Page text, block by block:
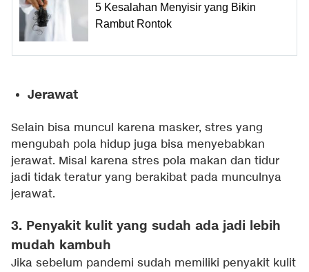
5 Kesalahan Menyisir yang Bikin
Rambut Rontok
Jerawat
Selain bisa muncul karena masker, stres yang
mengubah pola hidup juga bisa menyebabkan
jerawat. Misal karena stres pola makan dan tidur
jadi tidak teratur yang berakibat pada munculnya
jerawat.
3. Penyakit kulit yang sudah ada jadi lebih
mudah kambuh
Jika sebelum pandemi sudah memiliki penyakit kulit